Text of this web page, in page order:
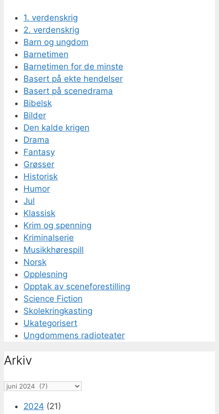
1. verdenskrig
2. verdenskrig
Barn og ungdom
Barnetimen
Barnetimen for de minste
Basert på ekte hendelser
Basert på scenedrama
Bibelsk
Bilder
Den kalde krigen
Drama
Fantasy
Grøsser
Historisk
Humor
Jul
Klassisk
Krim og spenning
Kriminalserie
Musikkhørespill
Norsk
Opplesning
Opptak av sceneforestilling
Science Fiction
Skolekringkasting
Ukategorisert
Ungdommens radioteater
Arkiv
Arkiv
2024 (21)